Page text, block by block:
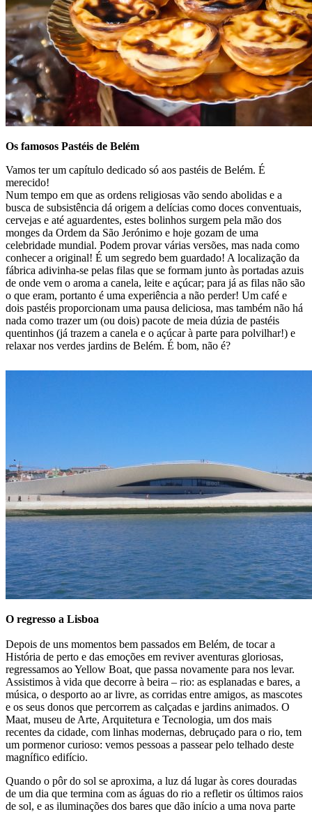
Os famosos Pastéis de Belém
Vamos ter um capítulo dedicado só aos pastéis de Belém. É
merecido!
Num tempo em que as ordens religiosas vão sendo abolidas e a
busca de subsistência dá origem a delícias como doces conventuais,
cervejas e até aguardentes, estes bolinhos surgem pela mão dos
monges da Ordem da São Jerónimo e hoje gozam de uma
celebridade mundial. Podem provar várias versões, mas nada como
conhecer a original! É um segredo bem guardado! A localização da
fábrica adivinha-se pelas filas que se formam junto às portadas azuis
de onde vem o aroma a canela, leite e açúcar; para já as filas não são
o que eram, portanto é uma experiência a não perder! Um café e
dois pastéis proporcionam uma pausa deliciosa, mas também não há
nada como trazer um (ou dois) pacote de meia dúzia de pastéis
quentinhos (já trazem a canela e o açúcar à parte para polvilhar!) e
relaxar nos verdes jardins de Belém. É bom, não é?
O regresso a Lisboa
Depois de uns momentos bem passados em Belém, de tocar a
História de perto e das emoções em reviver aventuras gloriosas,
regressamos ao Yellow Boat, que passa novamente para nos levar.
Assistimos à vida que decorre à beira – rio: as esplanadas e bares, a
música, o desporto ao ar livre, as corridas entre amigos, as mascotes
e os seus donos que percorrem as calçadas e jardins animados. O
Maat, museu de Arte, Arquitetura e Tecnologia, um dos mais
recentes da cidade, com linhas modernas, debruçado para o rio, tem
um pormenor curioso: vemos pessoas a passear pelo telhado deste
magnífico edifício.
Quando o pôr do sol se aproxima, a luz dá lugar às cores douradas
de um dia que termina com as águas do rio a refletir os últimos raios
de sol, e as iluminações dos bares que dão início a uma nova parte